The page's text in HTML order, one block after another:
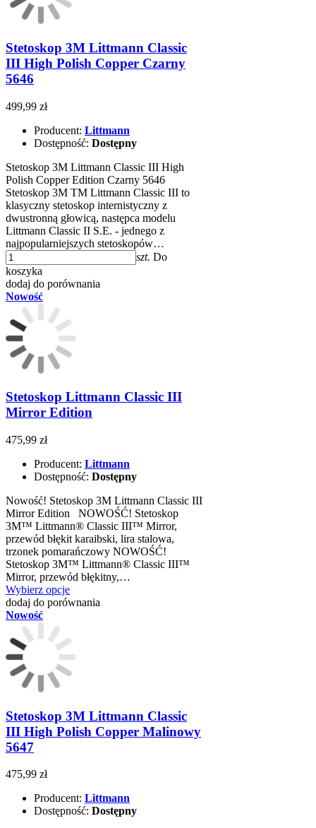
Stetoskop 3M Littmann Classic
III High Polish Copper Czarny
5646
499,99 zł
Producent: Littmann
Dostępność: Dostępny
Stetoskop 3M Littmann Classic III High
Polish Copper Edition Czarny 5646
Stetoskop 3M TM Littmann Classic III to
klasyczny stetoskop internistyczny z
dwustronną głowicą, następca modelu
Littmann Classic II S.E. - jednego z
najpopularniejszych stetoskopów…
szt. Do
koszyka
dodaj do porównania
Nowość
Stetoskop Littmann Classic III
Mirror Edition
475,99 zł
Producent: Littmann
Dostępność: Dostępny
Nowość! Stetoskop 3M Littmann Classic III
Mirror Edition NOWOŚĆ! Stetoskop
3M™ Littmann® Classic III™ Mirror,
przewód błękit karaibski, lira stalowa,
trzonek pomarańczowy NOWOŚĆ!
Stetoskop 3M™ Littmann® Classic III™
Mirror, przewód błękitny,…
Wybierz opcje
dodaj do porównania
Nowość
Stetoskop 3M Littmann Classic
III High Polish Copper Malinowy
5647
475,99 zł
Producent: Littmann
Dostępność: Dostępny